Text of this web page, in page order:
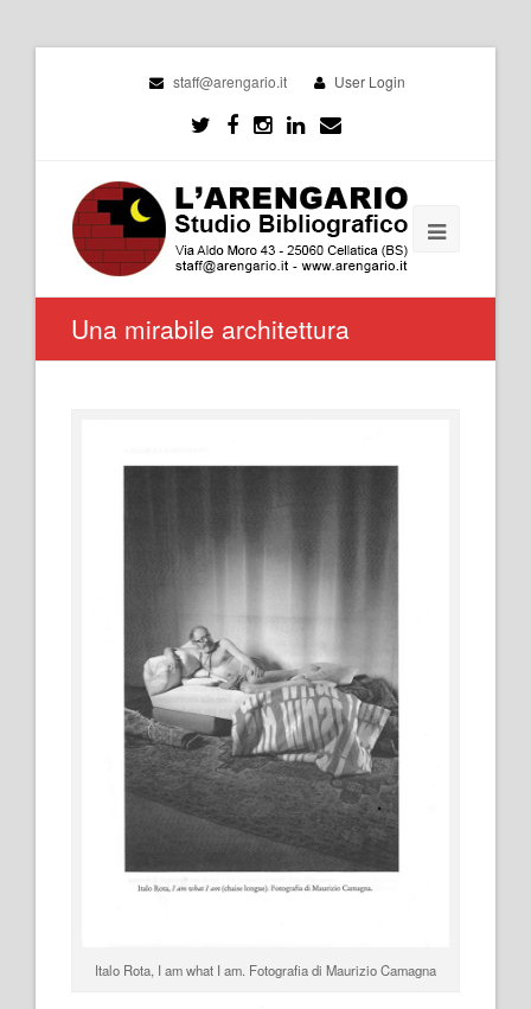
staff@arengario.it User Login
Una mirabile architettura
Italo Rota, I am what I am. Fotografia di Maurizio Camagna